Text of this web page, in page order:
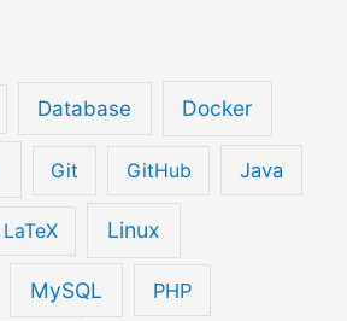
Database Docker
Git GitHub Java
LaTeX Linux
MySQL PHP